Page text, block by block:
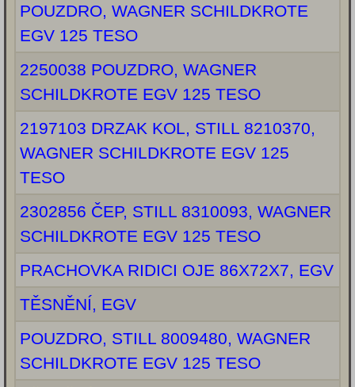
POUZDRO, WAGNER SCHILDKROTE
EGV 125 TESO
2250038 POUZDRO, WAGNER
SCHILDKROTE EGV 125 TESO
2197103 DRZAK KOL, STILL 8210370,
WAGNER SCHILDKROTE EGV 125
TESO
2302856 ČEP, STILL 8310093, WAGNER
SCHILDKROTE EGV 125 TESO
PRACHOVKA RIDICI OJE 86X72X7, EGV
TĚSNĚNÍ, EGV
POUZDRO, STILL 8009480, WAGNER
SCHILDKROTE EGV 125 TESO